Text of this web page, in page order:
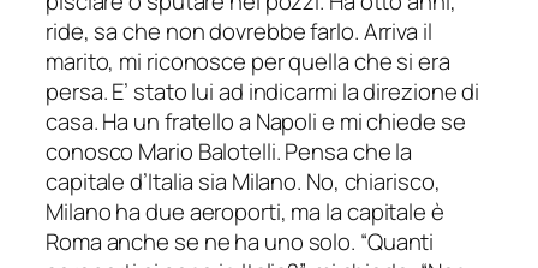
ride, sa che non dovrebbe farlo. Arriva il
marito, mi riconosce per quella che si era
persa. E’ stato lui ad indicarmi la direzione di
casa. Ha un fratello a Napoli e mi chiede se
conosco Mario Balotelli. Pensa che la
capitale d’Italia sia Milano. No, chiarisco,
Milano ha due aeroporti, ma la capitale è
Roma anche se ne ha uno solo. “Quanti